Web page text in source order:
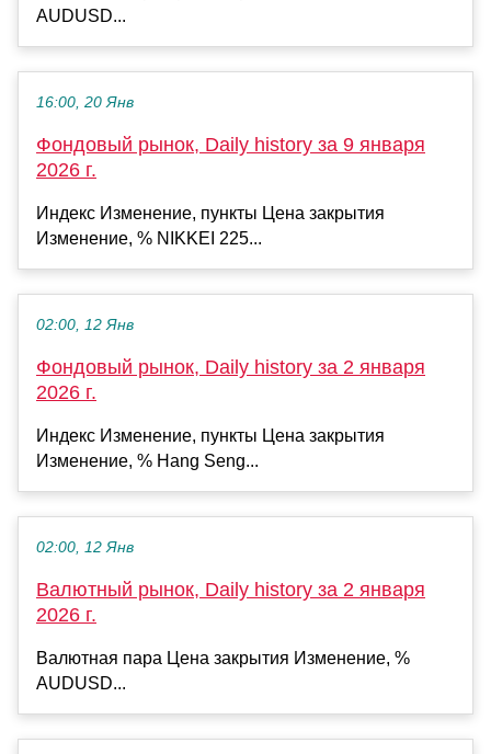
AUDUSD...
16:00, 20 Янв
Фондовый рынок, Daily history за 9 января
2026 г.
Индекс Изменение, пункты Цена закрытия
Изменение, % NIKKEI 225...
02:00, 12 Янв
Фондовый рынок, Daily history за 2 января
2026 г.
Индекс Изменение, пункты Цена закрытия
Изменение, % Hang Seng...
02:00, 12 Янв
Валютный рынок, Daily history за 2 января
2026 г.
Валютная пара Цена закрытия Изменение, %
AUDUSD...